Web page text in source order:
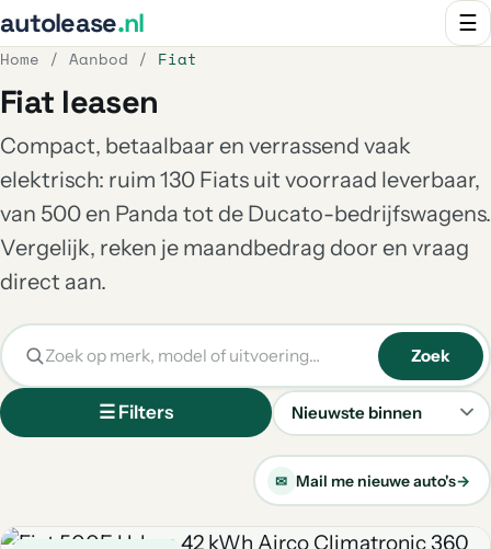
autolease.nl ☰
Home / Aanbod / Fiat
Fiat leasen
Compact, betaalbaar en verrassend vaak
elektrisch: ruim 130 Fiats uit voorraad leverbaar,
van 500 en Panda tot de Ducato-bedrijfswagens.
Vergelijk, reken je maandbedrag door en vraag
direct aan.
☰ Filters
Sorteren
Zoek
✉ Mail me nieuwe auto's→